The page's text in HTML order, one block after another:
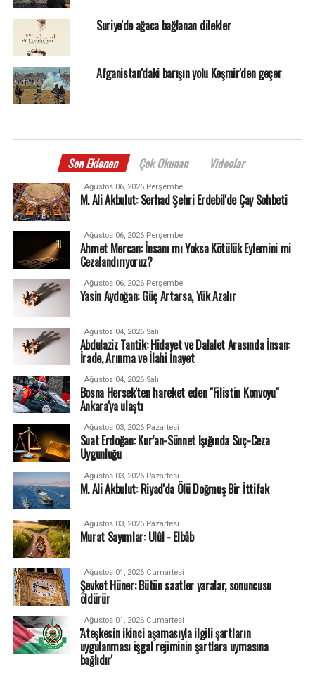
Suriye'de ağaca bağlanan dilekler
Afganistan'daki barışın yolu Keşmir'den geçer
Son Eklenen Çok Okunan Videolar
Ağustos 06, 2026 Perşembe
M. Ali Akbulut: Serhad Şehri Erdebil'de Çay Sohbeti
Ağustos 06, 2026 Perşembe
Ahmet Mercan: İnsanı mı Yoksa Kötülük Eylemini mi
Cezalandırıyoruz?
Ağustos 06, 2026 Perşembe
Yasin Aydoğan: Güç Artarsa, Yük Azalır
Ağustos 04, 2026 Salı
Abdulaziz Tantik: Hidayet ve Dalalet Arasında İnsan:
İrade, Arınma ve İlahi İnayet
Ağustos 04, 2026 Salı
Bosna Hersek'ten hareket eden "Filistin Konvoyu"
Ankara'ya ulaştı
Ağustos 03, 2026 Pazartesi
Suat Erdoğan: Kur’an-Sünnet Işığında Suç-Ceza
Uygunluğu
Ağustos 03, 2026 Pazartesi
M. Ali Akbulut: Riyad'da Ölü Doğmuş Bir İttifak
Ağustos 03, 2026 Pazartesi
Murat Sayımlar: Ulûl - Elbâb
Ağustos 01, 2026 Cumartesi
Şevket Hüner: Bütün saatler yaralar, sonuncusu
öldürür
Ağustos 01, 2026 Cumartesi
'Ateşkesin ikinci aşamasıyla ilgili şartların
uygulanması işgal rejiminin şartlara uymasına
bağlıdır'